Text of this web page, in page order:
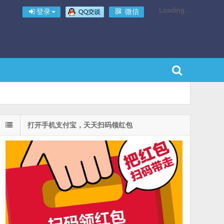
登录 微信 Loading...
打开手机支付宝，天天扫码领红包